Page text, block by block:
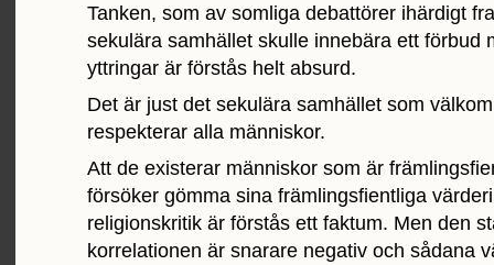
Tanken, som av somliga debattörer ihärdigt
sekulära samhället skulle innebära ett förbud
yttringar är förstås helt absurd.
Det är just det sekulära samhället som
respekterar alla människor.
Att de existerar människor som är
försöker gömma sina främlingsfientliga
religionskritik är förstås ett faktum. Men den
korrelationen är snarare negativ och sådana